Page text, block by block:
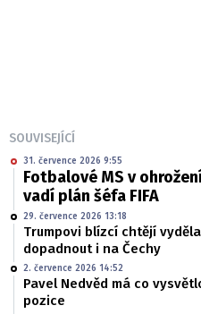
SOUVISEJÍCÍ
31. července 2026 9:55
Fotbalové MS v
vadí plán šéfa FIFA
29. července 2026 13:18
Trumpovi blízcí chtějí
dopadnout i na Čechy
2. července 2026 14:52
Pavel Nedvěd má co
pozice